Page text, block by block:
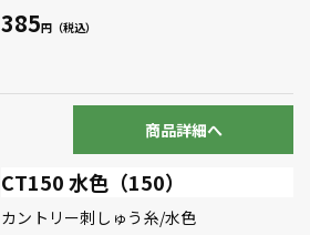
385
商品詳細へ
CT150 水色（150）
カントリー刺しゅう糸/水色